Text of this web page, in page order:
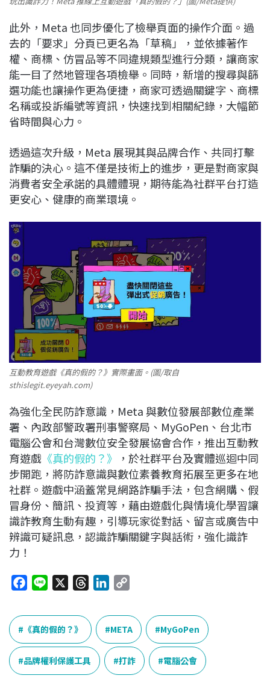
此外，Meta 也同步優化了檢舉頁面的操作介面。過
去的「要求」分頁已更名為「草稿」，並依據著作
權、商標、仿冒品等不同違規類型進行分類，讓商家
能一目了然地管理各項檢舉。同時，新增的搜尋與篩
選功能也讓操作更為便捷，商家可透過關鍵字、商標
名稱或投訴編號等資訊，快速找到相關紀錄，大幅節
省時間與心力。
透過這次升級，Meta 展現其與品牌合作、共同打擊
詐騙的決心。這不僅是技術上的進步，更是對商家與
消費者安全承諾的具體體現，期待能為社群平台打造
更安心、健康的商業環境。
互動教育遊戲《真的假的？》實際畫面。(圖/取自
sthislegit.eyeyah.com)
為強化全民防詐意識，Meta 與數位發展部數位產業
署、內政部警政署刑事警察局、MyGoPen、台北市
電腦公會和台灣數位安全發展協會合作，推出互動教
育遊戲 《真的假的？》
，於社群平台及實體巡迴中同
步開跑，將防詐意識與數位素養教育拓展至更多在地
社群。遊戲中涵蓋常見網路詐騙手法，包含網購、假
冒身份、簡訊、投資等，藉由遊戲化與情境化學習讓
識詐教育生動有趣，引導玩家從對話、留言或廣告中
辨識可疑訊息，認識詐騙關鍵字與話術，強化識詐
力！
c
e
b
o
o
n
e
e
a
d
s
n
k
e
d
I
p
y
L
i
n
《真的假的？》 META MyGoPen
品牌權利保護工具 打詐 電腦公會